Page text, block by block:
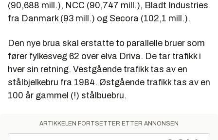
(90,688 mill.), NCC (90,747 mill.), Bladt Industries
fra Danmark (93 mill.) og Secora (102,1 mill.).
Den nye brua skal erstatte to parallelle bruer som
fører fylkesveg 62 over elva Driva. De tar trafikk i
hver sin retning. Vestgående trafikk tas av en
stålbjelkebru fra 1984. Østgående trafikk tas av en
100 år gammel (!) stålbuebru.
ARTIKKELEN FORTSETTER ETTER ANNONSEN